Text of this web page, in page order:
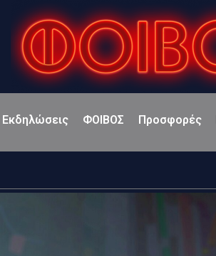
Εκδηλώσεις ΦΟΙΒΟΣ Προσφορές